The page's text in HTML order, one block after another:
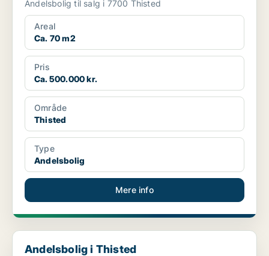
Andelsbolig til salg i 7700 Thisted
Areal
Ca. 70 m2
Pris
Ca. 500.000 kr.
Område
Thisted
Type
Andelsbolig
Mere info
Andelsbolig i Thisted
Andelsbolig i Thisted